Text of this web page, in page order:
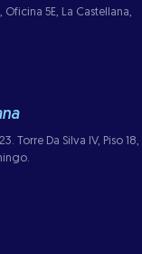
5E, La Castellana,
Torre Da Silva IV, Piso 18,